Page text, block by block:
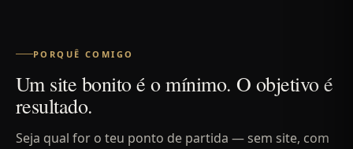
PORQUÊ COMIGO
Um site bonito é o mínimo. O objetivo é
resultado.
Seja qual for o teu ponto de partida — sem site, com